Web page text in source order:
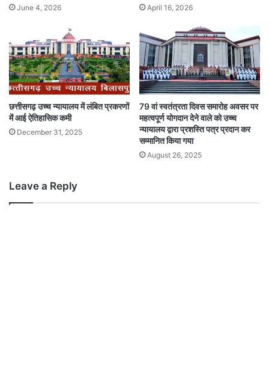
June 4, 2026 April 16, 2026
छत्तीसगढ़ उच्च न्यायालय में लंबित प्रकरणों
में आई ऐतिहासिक कमी
December 31, 2025
79 वां स्वतंत्रता दिवस समारोह अवसर पर
महत्वपूर्ण योगदान देने वाले को उच्च
न्यायालय द्वारा प्रशस्ति पत्र प्रदान कर
सम्मानित किया गया
August 26, 2025
Leave a Reply